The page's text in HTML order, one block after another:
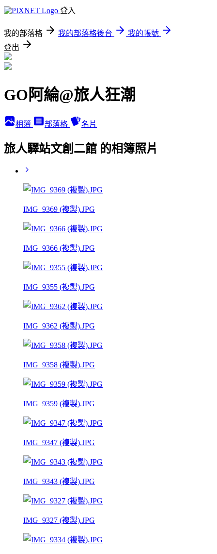
登入
我的部落格 我的部落格後台
我的帳號
登出
GO阿綸@旅人狂潮
相簿 部落格 名片
旅人驛站文創二館 的相簿照片
IMG_9369 (複製).JPG
IMG_9366 (複製).JPG
IMG_9355 (複製).JPG
IMG_9362 (複製).JPG
IMG_9358 (複製).JPG
IMG_9359 (複製).JPG
IMG_9347 (複製).JPG
IMG_9343 (複製).JPG
IMG_9327 (複製).JPG